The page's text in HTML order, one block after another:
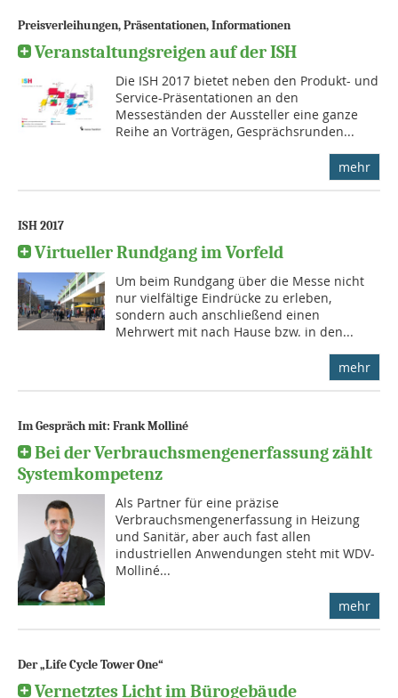
Preisverleihungen, Präsentationen, Informationen
Veranstaltungsreigen auf der ISH
Die ISH 2017 bietet neben den Produkt- und
Service-Präsentationen an den
Messeständen der Aussteller eine ganze
Reihe an Vorträgen, Gesprächsrunden...
mehr
ISH 2017
Virtueller Rundgang im Vorfeld
Um beim Rundgang über die Messe nicht
nur vielfältige Eindrücke zu erleben,
sondern auch anschließend einen
Mehrwert mit nach Hause bzw. in den...
mehr
Im Gespräch mit: Frank Molliné
Bei der Verbrauchsmengenerfassung zählt
Systemkompetenz
Als Partner für eine präzi­se
Verbrauchsmengen­erfassung in Heizung
und Sanitär, aber auch fast allen
industriellen Anwendungen steht mit WDV-
Molliné...
mehr
Der „Life Cycle Tower One“
Vernetztes Licht im Bürogebäude